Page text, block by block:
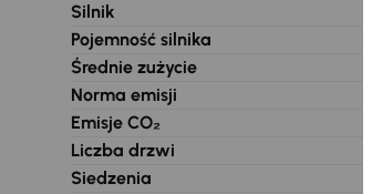
Silnik
Pojemność silnika
Średnie zużycie
Norma emisji
Emisje CO₂
Liczba drzwi
Siedzenia